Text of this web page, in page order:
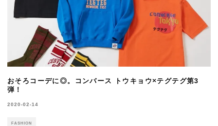
おそろコーデに◎。コンバース トウキョウ×テグテグ第3
弾！
2020-02-14
FASHION